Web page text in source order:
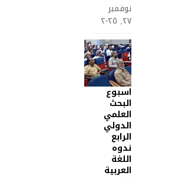
نوفمبر
٢٧, ٢٠٢٥
اسبوع
البحث
العلمي
الدولي
الرابع
ندوه
اللغة
العربية